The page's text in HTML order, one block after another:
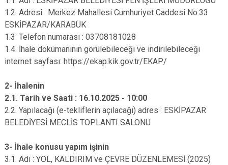
1.2. Adresi : Merkez Mahallesi Cumhuriyet Caddesi No:33
ESKİPAZAR/KARABÜK
1.3. Telefon numarası : 03708181028
1.4. İhale dokümanının görülebileceği ve indirilebileceği
internet sayfası: https://ekap.kik.gov.tr/EKAP/
2- İhalenin
2.1. Tarih ve Saati : 16.10.2025 - 10:00
2.2. Yapılacağı (e-tekliflerin açılacağı) adres : ESKİPAZAR
BELEDİYESİ MECLİS TOPLANTI SALONU
3- İhale konusu yapım işinin
3.1. Adı : YOL, KALDIRIM ve ÇEVRE DÜZENLEMESİ (2025)